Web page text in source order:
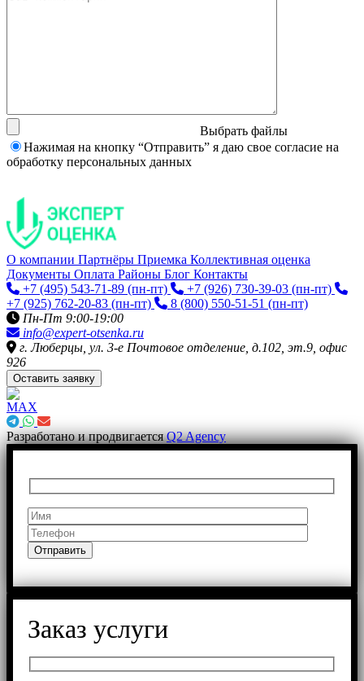
Выбрать файлы
Нажимая на кнопку “Отправить” я даю свое согласие на
обработку персональных данных
О компании Партнёры Приемка Коллективная оценка
Документы Оплата Районы Блог Контакты
+7 (495) 543-71-89 (пн-пт) +7 (926) 730-39-03 (пн-пт)
+7 (925) 762-20-83 (пн-пт) 8 (800) 550-51-51 (пн-пт)
Пн-Пт 9:00-19:00
info@expert-otsenka.ru
г. Люберцы, ул. 3-е Почтовое отделение, д.102, эт.9, офис
926
Оставить заявку
Разработано и продвигаетсяQ2 Agency
Заказ услуги